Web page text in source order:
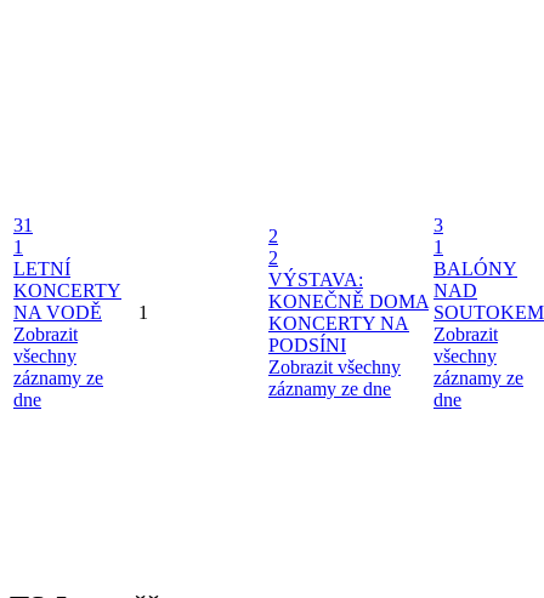
31
1
LETNÍ
KONCERTY
NA VODĚ
Zobrazit
všechny
záznamy ze
dne
1
2
2
VÝSTAVA:
KONEČNĚ DOMA
KONCERTY NA
PODSÍNI
Zobrazit všechny
záznamy ze dne
3
1
BALÓNY
NAD
SOUTOKEM
Zobrazit
všechny
záznamy ze
dne